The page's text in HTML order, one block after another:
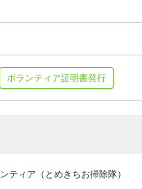
ボランティア証明書発行
ティア（とめきちお掃除隊）